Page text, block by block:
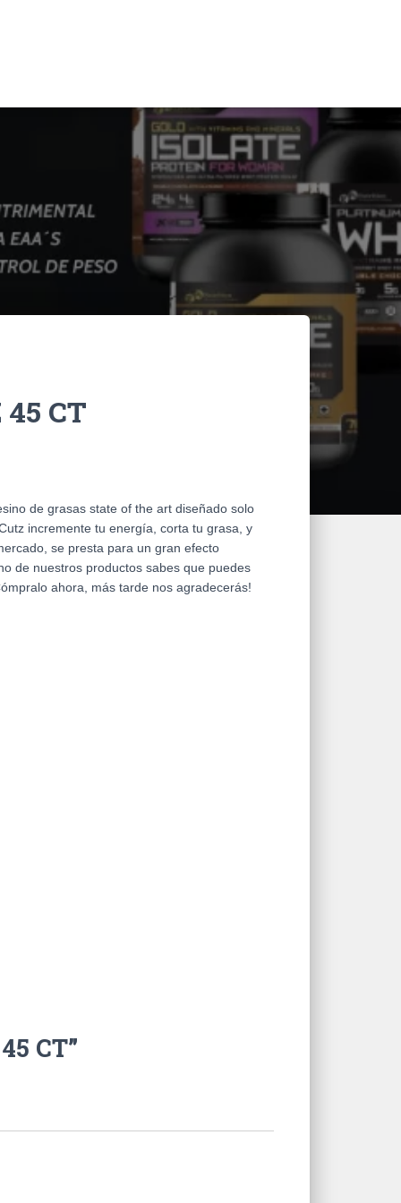
CT
de grasas state of the art diseñado solo
incremente tu energía, corta tu grasa, y
se presta para un gran efecto
de nuestros productos sabes que puedes
ahora, más tarde nos agradecerás!
CT”